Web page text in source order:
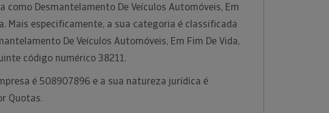
como Desmantelamento De Veículos Automóveis, Em
Mais especificamente, a sua categoria é classificada
De Veículos Automóveis, Em Fim De Vida,
código numérico 38211.
é 508907896 e a sua natureza jurídica é
Quotas.